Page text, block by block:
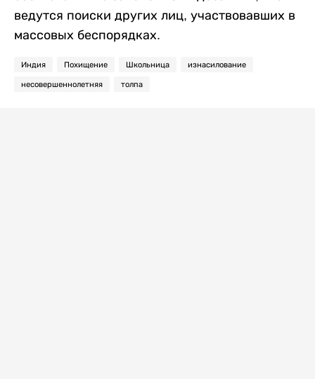
ведутся поиски других лиц, участвовавших в
массовых беспорядках.
Индия Похищение Школьница изнасилование
несовершеннолетняя толпа